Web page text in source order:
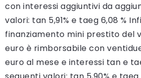
con interessi aggiuntivi da
valori: tan 5,91% e taeg 6,08 %
finanziamento mini prestito del
euro è rimborsabile con
euro al mese e interessi tan e